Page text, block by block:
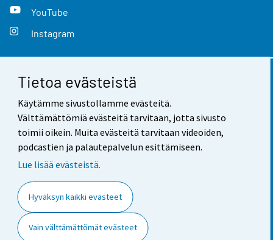
Tietoa evästeistä
Käytämme sivustollamme evästeitä.
Välttämättömiä evästeitä tarvitaan, jotta sivusto
toimii oikein. Muita evästeitä tarvitaan videoiden,
podcastien ja palautepalvelun esittämiseen.
Lue lisää evästeistä.
Hyväksyn kaikki evästeet
Vain välttämättömät evästeet
YouTube
Instagram
Yhteystiedot
Palaute
Käyttöehdot
Saavutettavuus
Tietoa sivustosta
Evästeasetukset